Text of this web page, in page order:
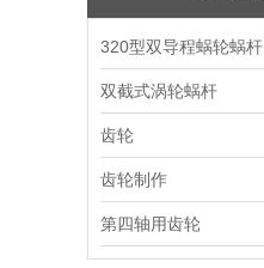
320型双导程蜗轮蜗杆
双截式涡轮蜗杆
齿轮
齿轮制作
第四轴用齿轮